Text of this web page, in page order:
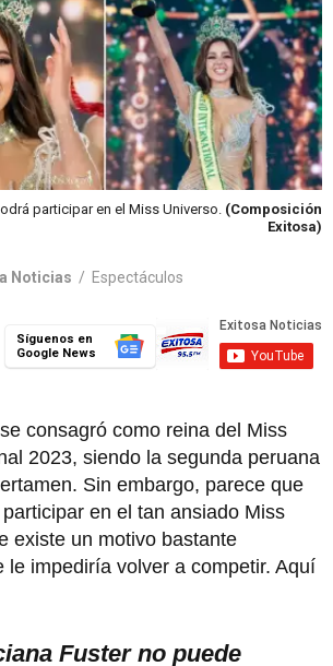
participar en el Miss Universo. (Composición
Exitosa)
Noticias / Espectáculos
Síguenos en
Google News
se consagró como reina del Miss
2023, siendo la segunda peruana
Sin embargo, parece que
en el tan ansiado Miss
existe un motivo bastante
le impediría volver a competir. Aquí
Fuster no puede